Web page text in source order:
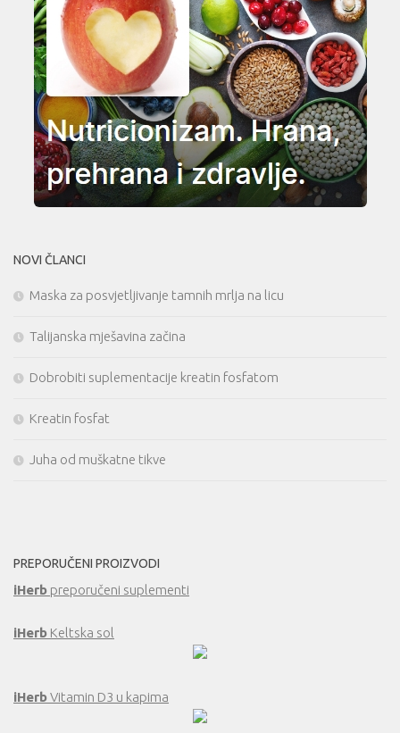
NOVI ČLANCI
Maska za posvjetljivanje tamnih mrlja na licu
Talijanska mješavina začina
Dobrobiti suplementacije kreatin fosfatom
Kreatin fosfat
Juha od muškatne tikve
PREPORUČENI PROIZVODI
iHerb preporučeni suplementi
iHerb Keltska sol
iHerbVitamin D3 u kapima